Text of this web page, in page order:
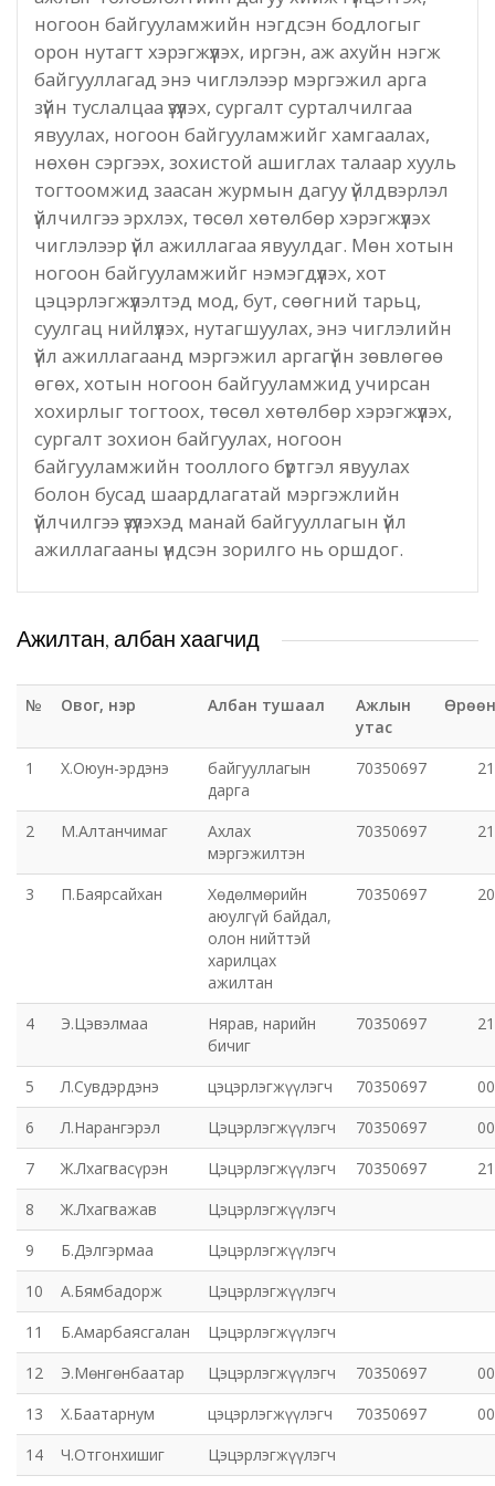
Татварын газар
Улсын бүртгэлийн хэлтэс
Ус цаг уур, орчны шинжилгээний төв
Хүүхэд, гэр бүлийн хөгжил, хамгааллын газар
Хөдөлмөр, халамжийн үйлчилгээний газар
Цагдаагийн газар
Шүүх шинжилгээний хэлтэс
Шүүхийн шийдвэр гүйцэтгэх газар-437 дугаар
нээлттэй хорих анги
Эрүүл мэндийн газар
Авто тээврийн төв
Мал эмнэлгийн газар
Хүнс, хөдөө аж ахуйн газар
Жаргалант сумын ЗДТГ
Орхон аймгийн Иргэний хэргийн давж заалдах
шатны шүүх
Орхон аймаг дахь Захиргааны хэргийн анхан
шатны шүүх
Орхон аймаг дахь Сум дундын эрүүгийн хэргийн
анхан шатны шүүх
Хүүхэд залуучуудын театр
Цэцэрлэгжүүлэлт ногоон байгууламжийн газар
Эрдэнэтийн ДЦС ТӨХК
Сум дундын ойн анги
Музей
ногоон байгууламжийн нэгдсэн бодлогыг
орон нутагт хэрэгжүүлэх, иргэн, аж ахуйн нэгж
байгууллагад энэ чиглэлээр мэргэжил арга
зүйн туслалцаа үзүүлэх, сургалт сурталчилгаа
явуулах, ногоон байгууламжийг хамгаалах,
нөхөн сэргээх, зохистой ашиглах талаар хууль
тогтоомжид заасан журмын дагуу үйлдвэрлэл
үйлчилгээ эрхлэх, төсөл хөтөлбөр хэрэгжүүлэх
чиглэлээр үйл ажиллагаа явуулдаг. Мөн хотын
ногоон байгууламжийг нэмэгдүүлэх, хот
цэцэрлэгжүүлэлтэд мод, бут, сөөгний тарьц,
суулгац нийлүүлэх, нутагшуулах, энэ чиглэлийн
үйл ажиллагаанд мэргэжил аргагүйн зөвлөгөө
өгөх, хотын ногоон байгууламжид учирсан
хохирлыг тогтоох, төсөл хөтөлбөр хэрэгжүүлэх,
сургалт зохион байгуулах, ногоон
байгууламжийн тооллого бүртгэл явуулах
болон бусад шаардлагатай мэргэжлийн
үйлчилгээ үзүүлэхэд манай байгууллагын үйл
ажиллагааны үндсэн зорилго нь оршдог.
Ажилтан, албан хаагчид
№ Овог, нэр Албан тушаал
Ажлын
утас
1 Х.Оюун-эрдэнэ
байгууллагын
дарга
70350697
2 М.Алтанчимаг
Ахлах
мэргэжилтэн
70350697
3 П.Баярсайхан
Хөдөлмөрийн
аюулгүй байдал,
олон нийттэй
харилцах
ажилтан
70350697
4 Э.Цэвэлмаа
Нярав, нарийн
бичиг
70350697
5 Л.Сувдэрдэнэ цэцэрлэгжүүлэгч 70350697
6
Л.Нарангэрэл Цэцэрлэгжүүлэгч 70350697
7
Ж.Лхагвасүрэн Цэцэрлэгжүүлэгч 70350697
8
Ж.Лхагважав
Цэцэрлэгжүүлэгч
9
Б.Дэлгэрмаа
Цэцэрлэгжүүлэгч
10
А.Бямбадорж
Цэцэрлэгжүүлэгч
11
Б.Амарбаясгалан
Цэцэрлэгжүүлэгч
12
Э.Мөнгөнбаатар Цэцэрлэгжүүлэгч 70350697
13
Х.Баатарнум цэцэрлэгжүүлэгч 70350697
14
Ч.Отгонхишиг
Цэцэрлэгжүүлэгч